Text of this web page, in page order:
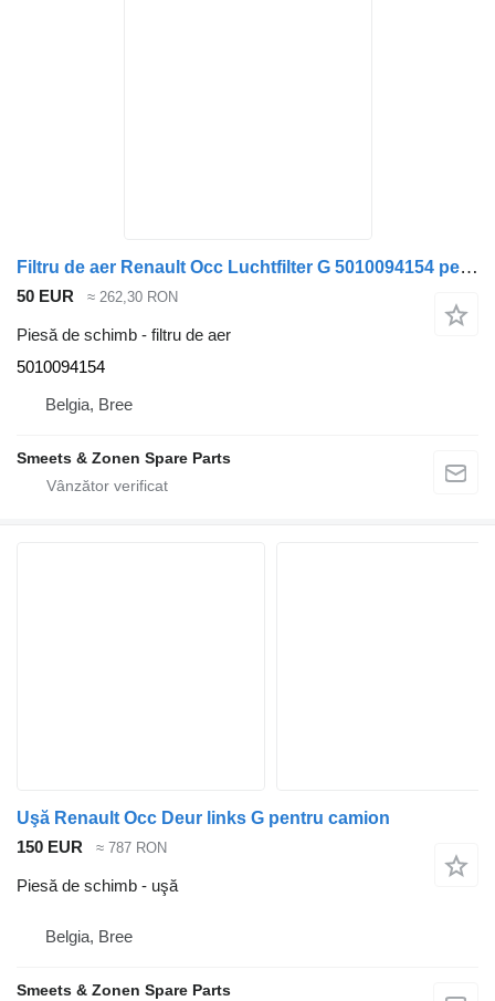
Filtru de aer Renault Occ Luchtfilter G 5010094154 pentru camion
50 EUR ≈ 262,30 RON
Piesă de schimb - filtru de aer
5010094154
Belgia, Bree
Smeets & Zonen Spare Parts
Uşă Renault Occ Deur links G pentru camion
150 EUR
≈ 787 RON
Piesă de schimb - uşă
Belgia, Bree
Smeets & Zonen Spare Parts